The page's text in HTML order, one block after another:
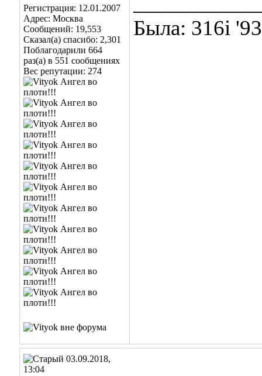
Регистрация: 12.01.2007
Адрес: Москва
Сообщений: 19,553
Сказал(а) спасибо: 2,301
Поблагодарили 664
раз(а) в 551 сообщениях
Вес репутации: 274
Была: 316i
03.09.2018,
13:04